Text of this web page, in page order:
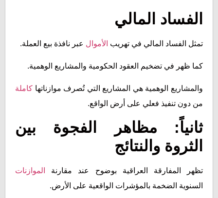
الفساد المالي
تمثل الفساد المالي في تهريب الأموال عبر نافذة بيع العملة.
كما ظهر في تضخيم العقود الحكومية والمشاريع الوهمية.
والمشاريع الوهمية هي المشاريع التي تُصرف موازناتها كاملة
من دون تنفيذ فعلي على أرض الواقع.
ثانياً: مظاهر الفجوة بين
الثروة والنتائج
تظهر المفارقة العراقية بوضوح عند مقارنة
الموازنات
السنوية الضخمة بالمؤشرات الواقعية على الأرض.